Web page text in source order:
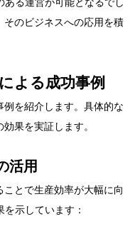
そのビジネスへの応用を積
よる成功事例
を紹介します。具体的な
果を実証します。
活用
とで生産効率が大幅に向
を示しています：